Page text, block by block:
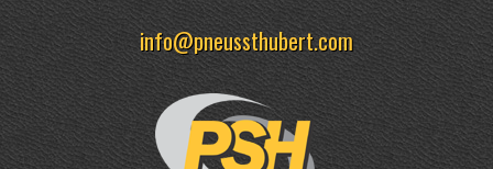
info@pneussthubert.com